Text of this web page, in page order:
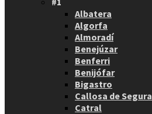
Albatera
Algorfa
Almoradí
Benejúzar
Benferri
Benijófar
Bigastro
Callosa de Segura
Catral